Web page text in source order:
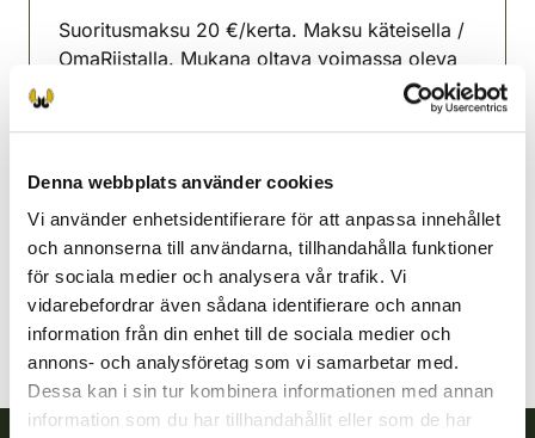
Denna webbplats använder cookies
Vi använder enhetsidentifierare för att anpassa innehållet
och annonserna till användarna, tillhandahålla funktioner
för sociala medier och analysera vår trafik. Vi
vidarebefordrar även sådana identifierare och annan
information från din enhet till de sociala medier och
annons- och analysföretag som vi samarbetar med.
Dessa kan i sin tur kombinera informationen med annan
information som du har tillhandahållit eller som de har
Suoritusmaksu 20 €/kerta. Maksu käteisella /
OmaRiistalla. Mukana oltava voimassa oleva
metsästyskortti, ase & aseenkantolupa,
asetuksen mukaiset patruunat ja henkilökortti.
Lappfjärdsnejdens jaktvårdsförening
044-2503260
lappfjard@rhy.riista.fi